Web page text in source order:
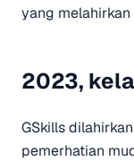
yang melahirkan
2023,
GSkills
pemerhatian